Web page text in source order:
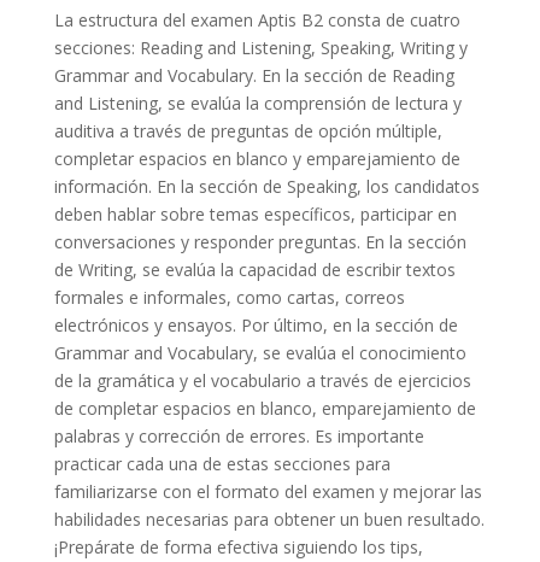
La estructura del examen Aptis B2 consta de cuatro
secciones: Reading and Listening, Speaking, Writing y
Grammar and Vocabulary. En la sección de Reading
and Listening, se evalúa la comprensión de lectura y
auditiva a través de preguntas de opción múltiple,
completar espacios en blanco y emparejamiento de
información. En la sección de Speaking, los candidatos
deben hablar sobre temas específicos, participar en
conversaciones y responder preguntas. En la sección
de Writing, se evalúa la capacidad de escribir textos
formales e informales, como cartas, correos
electrónicos y ensayos. Por último, en la sección de
Grammar and Vocabulary, se evalúa el conocimiento
de la gramática y el vocabulario a través de ejercicios
de completar espacios en blanco, emparejamiento de
palabras y corrección de errores. Es importante
practicar cada una de estas secciones para
familiarizarse con el formato del examen y mejorar las
habilidades necesarias para obtener un buen resultado.
¡Prepárate de forma efectiva siguiendo los tips,